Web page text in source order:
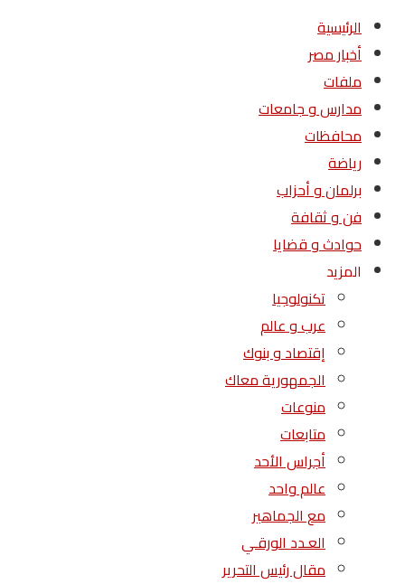
الرئيسية
أخبار مصر
ملفات
مدارس و جامعات
محافظات
رياضة
برلمان و أحزاب
فن و ثقافة
حوادث و قضايا
المزيد
تكنولوجيا
عرب و عالم
إقتصاد و بنوك
الجمهورية معاك
منوعات
متابعات
أجراس الأحد
عالم واحد
مع الجماهير
العـدد الورقـي
مقال رئيس التحرير